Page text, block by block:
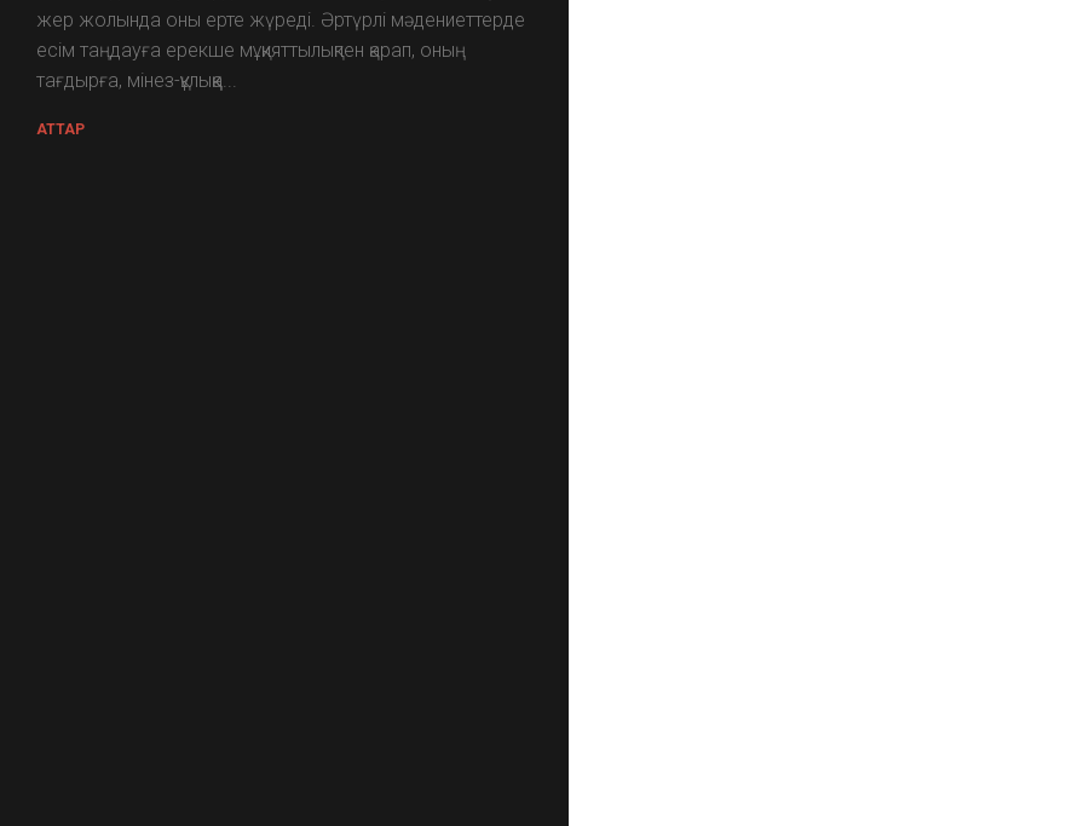
жер жолында оны ерте жүреді. Әртүрлі мәдениеттерде
есім таңдауға ерекше мұқияттылықпен қарап, оның
тағдырға, мінез-құлыққа...
АТТАР